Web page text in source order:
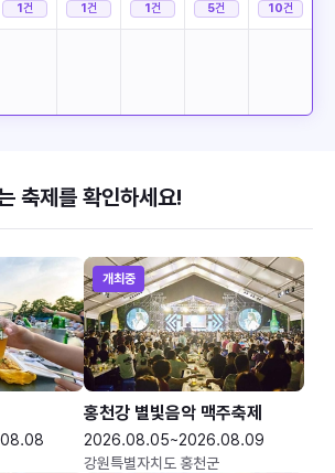
1건 1건
1건
5건
10건
축제를 확인하세요!
개최중
홍천강 별빛음악 맥주축제
2026.08.05~2026.08.09
강원특별자치도 홍천군